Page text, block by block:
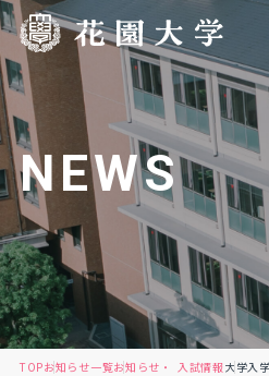
NEWS
TOPお知らせ一覧お知らせ 入試情報大学入